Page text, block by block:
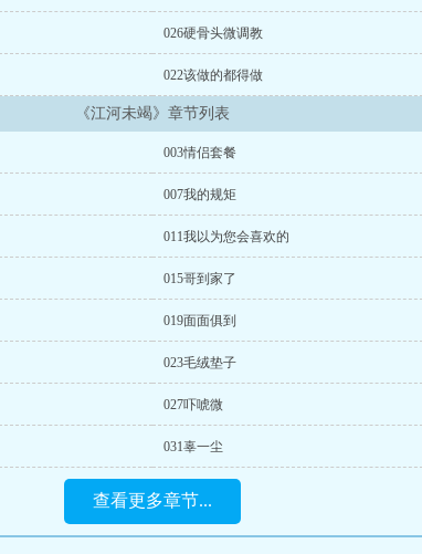
026硬骨头微调教
022该做的都得做
《江河未竭》章节列表
003情侣套餐
007我的规矩
011我以为您会喜欢的
015哥到家了
019面面俱到
023毛绒垫子
027吓唬微
031辜一尘
查看更多章节...